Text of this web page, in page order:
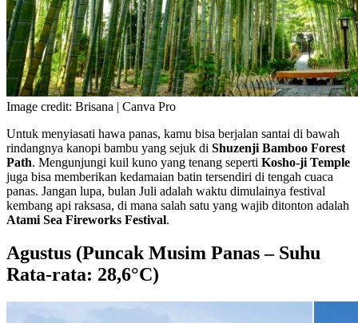
Image credit: Brisana | Canva Pro
Untuk menyiasati hawa panas, kamu bisa berjalan santai di bawah
rindangnya kanopi bambu yang sejuk di Shuzenji Bamboo Forest
Path. Mengunjungi kuil kuno yang tenang seperti Kosho-ji Temple
juga bisa memberikan kedamaian batin tersendiri di tengah cuaca
panas. Jangan lupa, bulan Juli adalah waktu dimulainya festival
kembang api raksasa, di mana salah satu yang wajib ditonton adalah
Atami Sea Fireworks Festival.
Agustus (Puncak Musim Panas – Suhu
Rata-rata: 28,6°C)